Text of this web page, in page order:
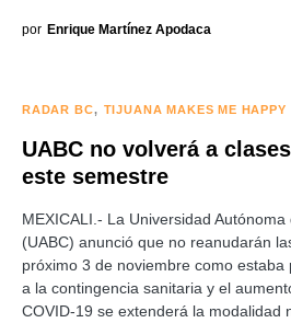
por Enrique Martínez Apodaca
RADAR BC TIJUANA MAKES ME HAPPY
UABC no volverá a
este semestre
MEXICALI.- La Universidad
(UABC) anunció que no reanudarán
próximo 3 de noviembre como
a la contingencia sanitaria y el
COVID-19 se extenderá la modalidad